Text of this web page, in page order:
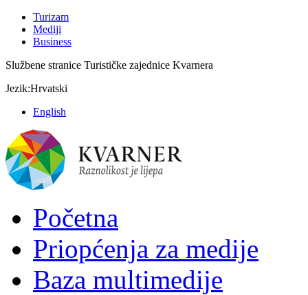
Turizam
Mediji
Business
Službene stranice Turističke zajednice Kvarnera
Jezik:Hrvatski
English
Početna
Priopćenja za medije
Baza multimedije